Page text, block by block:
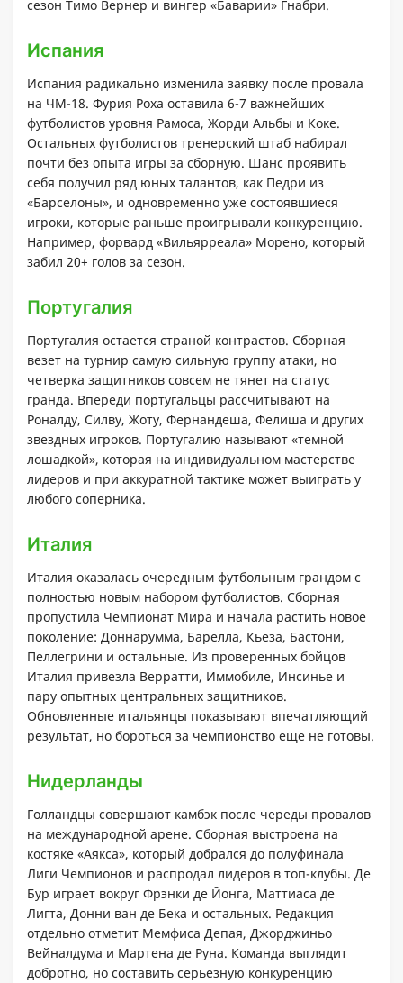
сезон Тимо Вернер и вингер «Баварии» Гнабри.
Испания
Испания радикально изменила заявку после провала
на ЧМ-18. Фурия Роха оставила 6-7 важнейших
футболистов уровня Рамоса, Жорди Альбы и Коке.
Остальных футболистов тренерский штаб набирал
почти без опыта игры за сборную. Шанс проявить
себя получил ряд юных талантов, как Педри из
«Барселоны», и одновременно уже состоявшиеся
игроки, которые раньше проигрывали конкуренцию.
Например, форвард «Вильярреала» Морено, который
забил 20+ голов за сезон.
Португалия
Португалия остается страной контрастов. Сборная
везет на турнир самую сильную группу атаки, но
четверка защитников совсем не тянет на статус
гранда. Впереди португальцы рассчитывают на
Роналду, Силву, Жоту, Фернандеша, Фелиша и других
звездных игроков. Португалию называют «темной
лошадкой», которая на индивидуальном мастерстве
лидеров и при аккуратной тактике может выиграть у
любого соперника.
Италия
Италия оказалась очередным футбольным грандом с
полностью новым набором футболистов. Сборная
пропустила Чемпионат Мира и начала растить новое
поколение: Доннарумма, Барелла, Кьеза, Бастони,
Пеллегрини и остальные. Из проверенных бойцов
Италия привезла Верратти, Иммобиле, Инсинье и
пару опытных центральных защитников.
Обновленные итальянцы показывают впечатляющий
результат, но бороться за чемпионство еще не готовы.
Нидерланды
Голландцы совершают камбэк после череды провалов
на международной арене. Сборная выстроена на
костяке «Аякса», который добрался до полуфинала
Лиги Чемпионов и распродал лидеров в топ-клубы. Де
Бур играет вокруг Фрэнки де Йонга, Маттиаса де
Лигта, Донни ван де Бека и остальных. Редакция
отдельно отметит Мемфиса Депая, Джорджиньо
Вейналдума и Мартена де Руна. Команда выглядит
добротно, но составить серьезную конкуренцию